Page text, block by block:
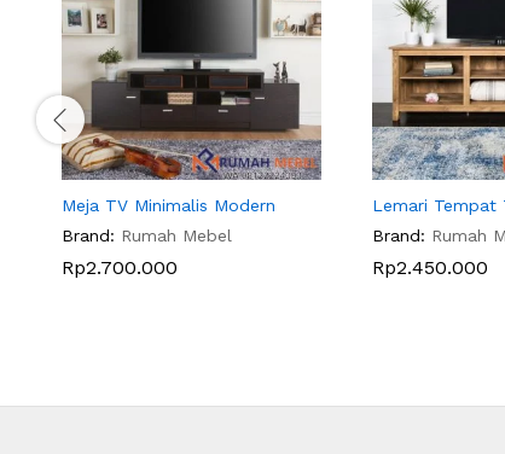
Meja TV Minimalis Modern
Brand: Rumah Mebel
Rp2.700.000
Lemari Tempat
Brand: Rumah
Rp2.450.000